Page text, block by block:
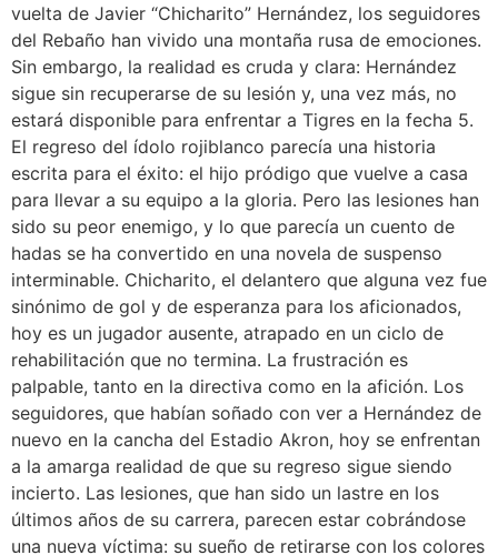
vuelta de Javier “Chicharito” Hernández, los seguidores
del Rebaño han vivido una montaña rusa de emociones.
Sin embargo, la realidad es cruda y clara: Hernández
sigue sin recuperarse de su lesión y, una vez más, no
estará disponible para enfrentar a Tigres en la fecha 5.
El regreso del ídolo rojiblanco parecía una historia
escrita para el éxito: el hijo pródigo que vuelve a casa
para llevar a su equipo a la gloria. Pero las lesiones han
sido su peor enemigo, y lo que parecía un cuento de
hadas se ha convertido en una novela de suspenso
interminable. Chicharito, el delantero que alguna vez fue
sinónimo de gol y de esperanza para los aficionados,
hoy es un jugador ausente, atrapado en un ciclo de
rehabilitación que no termina. La frustración es
palpable, tanto en la directiva como en la afición. Los
seguidores, que habían soñado con ver a Hernández de
nuevo en la cancha del Estadio Akron, hoy se enfrentan
a la amarga realidad de que su regreso sigue siendo
incierto. Las lesiones, que han sido un lastre en los
últimos años de su carrera, parecen estar cobrándose
una nueva víctima: su sueño de retirarse con los colores